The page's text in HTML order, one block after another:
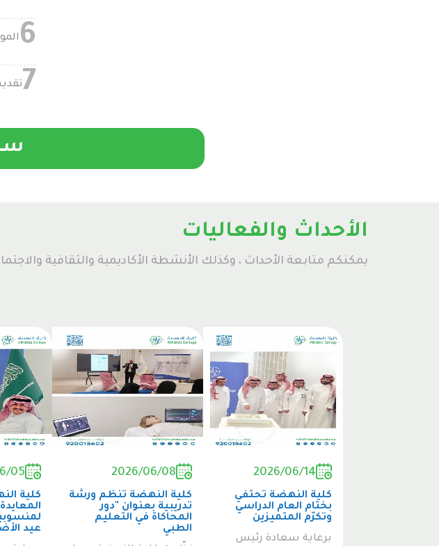
6
7
الأحداث والفعاليات
يمكنكم متابعة الأحداث ، وكذلك الأنشطة الأكاديمية والثقافية
2026/06/14
كلية النهضة تحتفي
بختام العام الدراسي
وتكرّم المتميزين
برعاية سعادة رئيس
2026/06/08
كلية النهضة تنظم ورشة
تدريبية بعنوان "دور
المحاكاة في التعليم
الطبي
05
كلية
عيد